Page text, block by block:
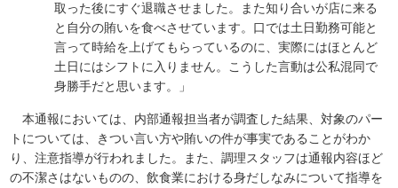
取った後にすぐ退職させました。また知り合いが店に来る
と自分の賄いを食べさせています。口では土日勤務可能と
言って時給を上げてもらっているのに、実際にはほとんど
土日にはシフトに入りません。こうした言動は公私混同で
身勝手だと思います。」
本通報においては、内部通報担当者が調査した結果、対象のパー
トについては、きつい言い方や賄いの件が事実であることがわか
り、注意指導が行われました。また、調理スタッフは通報内容ほど
の不潔さはないものの、飲食業における身だしなみについて指導を